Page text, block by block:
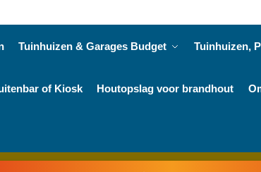
Tuinhuizen & Garages Budget Tuinhuizen,
of Kiosk Houtopslag voor brandhout